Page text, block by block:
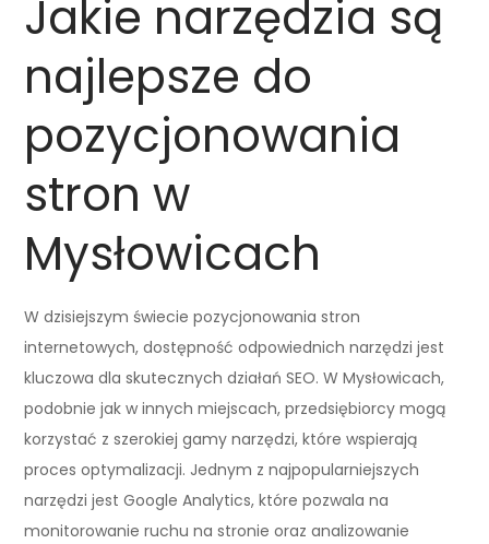
Jakie narzędzia są
najlepsze do
pozycjonowania
stron w
Mysłowicach
W dzisiejszym świecie pozycjonowania stron
internetowych, dostępność odpowiednich narzędzi jest
kluczowa dla skutecznych działań SEO. W Mysłowicach,
podobnie jak w innych miejscach, przedsiębiorcy mogą
korzystać z szerokiej gamy narzędzi, które wspierają
proces optymalizacji. Jednym z najpopularniejszych
narzędzi jest Google Analytics, które pozwala na
monitorowanie ruchu na stronie oraz analizowanie